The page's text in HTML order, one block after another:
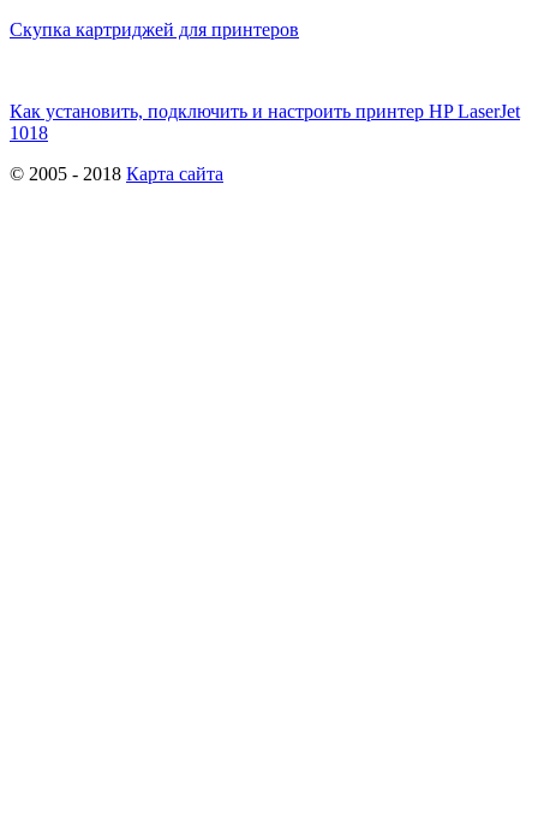
Скупка картриджей для принтеров
Как установить, подключить и настроить принтер HP LaserJet
1018
© 2005 - 2018 Карта сайта